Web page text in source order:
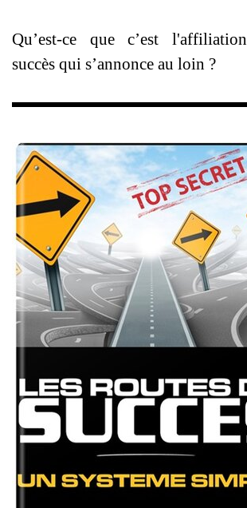
Qu’est-ce que c’est
succès qui s’annonce au loin ?